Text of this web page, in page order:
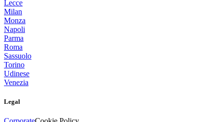
Lecce
Milan
Monza
Napoli
Parma
Roma
Sassuolo
Torino
Udinese
Venezia
Legal